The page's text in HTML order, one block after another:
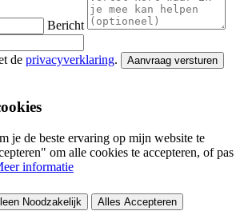
Bericht
de privacyverklaring. Aanvraag versturen
je de beste ervaring op mijn website te
om alle cookies te accepteren, of pas
informatie
Noodzakelijk
Alles Accepteren